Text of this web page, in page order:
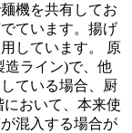
機を共有してお
ています。揚げ
しています。 原
造ライン)で、他
ている場合、厨
おいて、本来使
混入する場合が